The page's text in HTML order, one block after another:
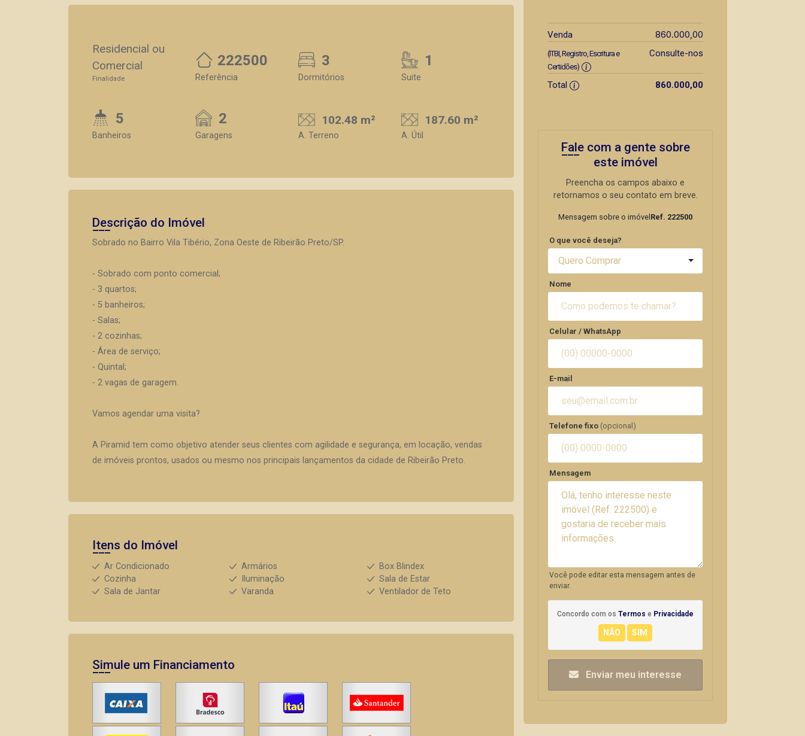
Residencial ou
Comercial
Finalidade
222500
Referência
3
Dormitórios
1
Suite
5
Banheiros
2
Garagens
102.48 m²
A. Terreno
187.60 m²
A. Útil
Descrição do Imóvel
Sobrado no Bairro Vila Tibério, Zona Oeste de Ribeirão Preto/SP.
- Sobrado com ponto comercial;
- 3 quartos;
- 5 banheiros;
- Salas;
- 2 cozinhas;
- Área de serviço;
- Quintal;
- 2 vagas de garagem.
Vamos agendar uma visita?
A Piramid tem como objetivo atender seus clientes com agilidade e segurança, em locação, vendas
de imóveis prontos, usados ou mesmo nos principais lançamentos da cidade de Ribeirão Preto.
Itens do Imóvel
Ar Condicionado Armários
Box Blindex
Cozinha
Iluminação
Sala de Estar
Sala de Jantar
Varanda Ventilador de Teto
Simule um Financiamento
Venda 860.000,00
(ITBI, Registro, Escritura e
Certidões)
Consulte-nos
Total 860.000,00
Fale com a gente sobre
este imóvel
Preencha os campos abaixo e
retornamos o seu contato em breve.
Mensagem sobre o imóvel Ref. 222500
O que você deseja?
Quero Comprar
Nome
Celular / WhatsApp
E-mail
Telefone fixo (opcional)
Mensagem
Você pode editar esta mensagem antes de
enviar.
Concordo com os Termos e Privacidade
Enviar meu interesse